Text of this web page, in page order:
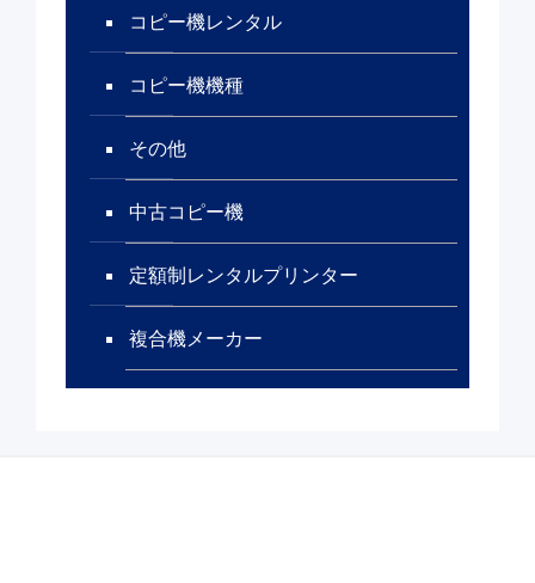
コピー機レンタル
コピー機機種
その他
中古コピー機
定額制レンタルプリンター
複合機メーカー